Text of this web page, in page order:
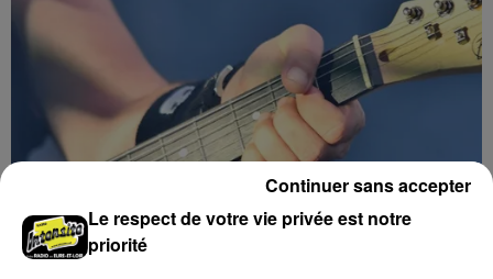
Le respect de votre vie privée est notre
priorité
Continuer sans accepter